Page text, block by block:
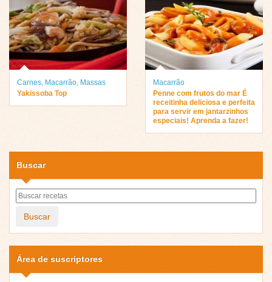
Carnes, Macarrão, Massas
Yakissoba Top
Macarrão
Penne com frutos do mar É
receitinha deliciosa e perfeita
para servir em jantarzinhos
especiais! Aprenda a fazer!
Buscar
Buscar
Área de suscriptores